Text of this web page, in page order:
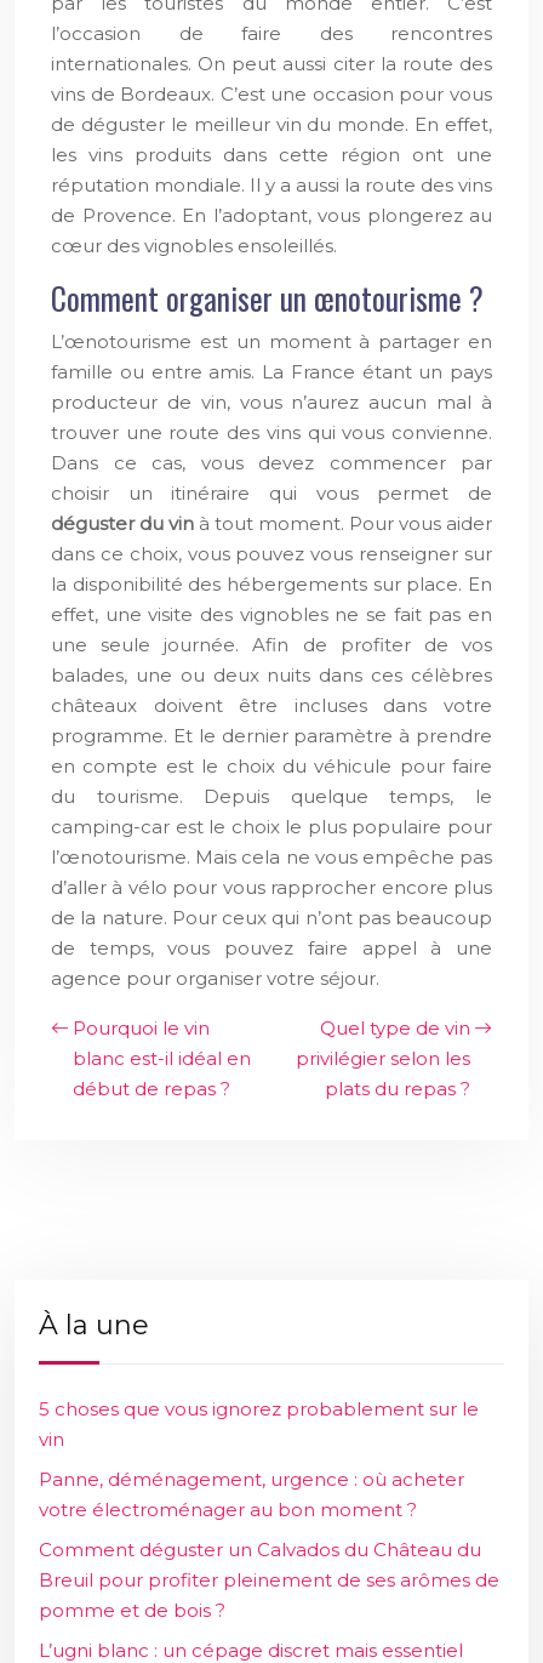
l’occasion de faire des rencontres
internationales. On peut aussi citer la route des
vins de Bordeaux. C’est une occasion pour vous
de déguster le meilleur vin du monde. En effet,
les vins produits dans cette région ont une
réputation mondiale. Il y a aussi la route des vins
de Provence. En l’adoptant, vous plongerez au
cœur des vignobles ensoleillés.
Comment organiser un œnotourisme ?
L’œnotourisme est un moment à partager en
famille ou entre amis. La France étant un pays
producteur de vin, vous n’aurez aucun mal à
trouver une route des vins qui vous convienne.
Dans ce cas, vous devez commencer par
choisir un itinéraire qui vous permet de
déguster du vin à tout moment. Pour vous aider
dans ce choix, vous pouvez vous renseigner sur
la disponibilité des hébergements sur place. En
effet, une visite des vignobles ne se fait pas en
une seule journée. Afin de profiter de vos
balades, une ou deux nuits dans ces célèbres
châteaux doivent être incluses dans votre
programme. Et le dernier paramètre à prendre
en compte est le choix du véhicule pour faire
du tourisme. Depuis quelque temps, le
camping-car est le choix le plus populaire pour
l’œnotourisme. Mais cela ne vous empêche pas
d’aller à vélo pour vous rapprocher encore plus
de la nature. Pour ceux qui n’ont pas beaucoup
de temps, vous pouvez faire appel à une
agence pour organiser votre séjour.
Pourquoi le vin
blanc est-il idéal en
début de repas ?
Quel type de vin
privilégier selon les
plats du repas ?
À la une
5 choses que vous ignorez probablement sur le
vin
Panne, déménagement, urgence : où acheter
votre électroménager au bon moment ?
Comment déguster un Calvados du Château du
Breuil pour profiter pleinement de ses arômes de
pomme et de bois ?
L’ugni blanc : un cépage discret mais essentiel